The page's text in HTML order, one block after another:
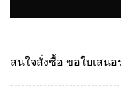
สนใจสั่งซื้อ ขอใบเสนอ